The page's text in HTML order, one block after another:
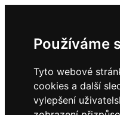
Používáme
Tyto webové
cookies a další
vylepšení